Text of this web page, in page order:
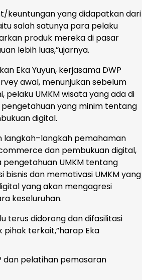
keuntungan yang didapatkan dari
salah satunya para pelaku
produk mereka di pasar
lebih luas,”ujarnya.
Eka Yuyun, kerjasama DWP
awal, menunjukan sebelum
pelaku UMKM wisata yang ada di
pengetahuan yang minim tentang
digital.
langkah–langkah pemahaman
dan pembukuan digital,
UMKM tentang
bisnis dan memotivasi UMKM yang
yang akan mengagresi
keseluruhan.
terus didorong dan difasilitasi
pihak terkait,”harap Eka
dan pelatihan pemasaran